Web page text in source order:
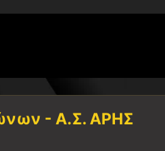
- Α.Σ. ΑΡΗΣ